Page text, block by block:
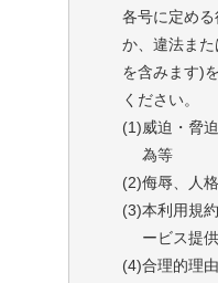
各号に定め
か、違法ま
を含みます)
ください。
(1)威迫・脅
為等
(2)侮辱、人
(3)本利用規
ービス提
(4)合理的理